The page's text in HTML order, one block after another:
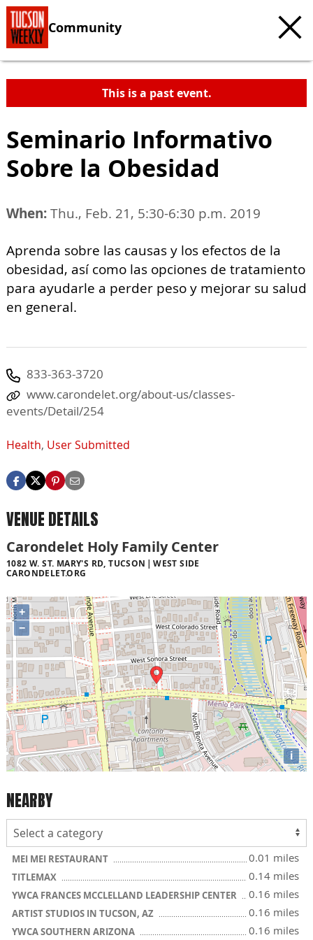
Community
This is a past event.
Seminario Informativo
Sobre la Obesidad
When:Thu., Feb. 21, 5:30-6:30 p.m. 2019
Aprenda sobre las causas y los efectos de la
obesidad, así como las opciones de tratamiento
para ayudarle a perder peso y mejorar su salud
en general.
833-363-3720
www.carondelet.org/about-us/classes-
events/Detail/254
Health, User Submitted
VENUE DETAILS
Carondelet Holy Family Center
1082 W. ST. MARY'S RD, TUCSON
WEST SIDE
CARONDELET.ORG
+
−
i
NEARBY
MEI MEI RESTAURANT 0.01 miles
TITLEMAX 0.14 miles
YWCA FRANCES MCCLELLAND LEADERSHIP CENTER 0.16 miles
ARTIST STUDIOS IN TUCSON, AZ 0.16 miles
YWCA SOUTHERN ARIZONA 0.16 miles